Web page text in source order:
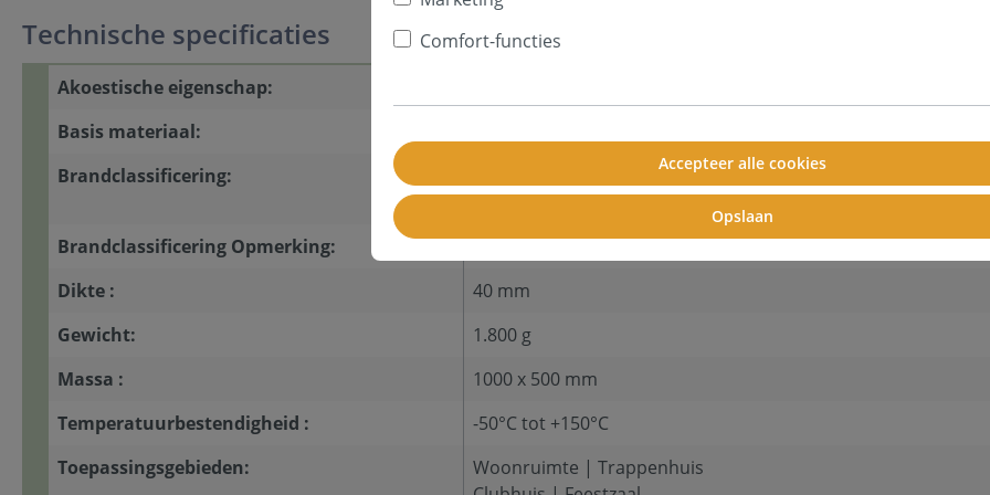
Technische specificaties
Akoestische eigenschap:
Basis materiaal:
Brandclassificering:
DIN 4102: B1, vlamvertragend
FMVSS 302, automotive fire safety standard
Brandclassificering Opmerking:
Informeer vooraf bij de bevoegde autoriteiten naar de
Dikte :
40 mm
Gewicht:
1.800 g
Massa :
1000 x 500 mm
Temperatuurbestendigheid :
-50°C tot +150°C
Toepassingsgebieden:
Woonruimte | Trappenhuis
Comfort-functies
Accepteer alle cookies
Opslaan